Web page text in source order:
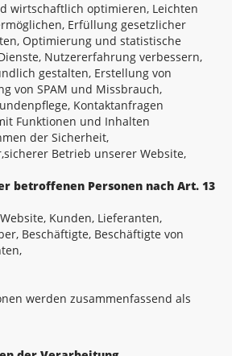
wirtschaftlich optimieren, Leichten
Erfüllung gesetzlicher
Optimierung und statistische
Nutzererfahrung verbessern,
gestalten, Erstellung von
von SPAM und Missbrauch,
Kontaktanfragen
Funktionen und Inhalten
der Sicherheit,
Betrieb unserer Website,
betroffenen Personen nach Art. 13
Kunden, Lieferanten,
Beschäftigte, Beschäftigte von
werden zusammenfassend als